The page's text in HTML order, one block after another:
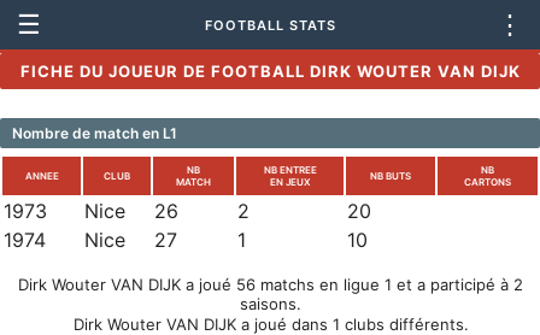
☰ FOOTBALL STATS ⋮
FICHE DU JOUEUR DE FOOTBALL DIRK WOUTER VAN DIJK
Nombre de match en L1
ANNEE CLUB
NB
MATCH
NB ENTREE
EN JEUX
NB BUTS
NB
CARTONS
1973 Nice 26 2
20
1974
Nice 27 1 10
Dirk Wouter VAN DIJK a joué 56 matchs en ligue 1 et a participé à 2
saisons.
Dirk Wouter VAN DIJK a joué dans 1 clubs différents.